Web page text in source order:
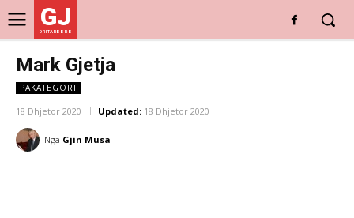
GJ
DRITARE E RE
Mark Gjetja
PAKATEGORI
18 Dhjetor 2020 Updated: 18 Dhjetor 2020
Nga Gjin Musa